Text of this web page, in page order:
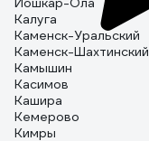
Калуга
Каменск-Уральский
Каменск-Шахтинский
Камышин
Касимов
Кашира
Кемерово
Кимры